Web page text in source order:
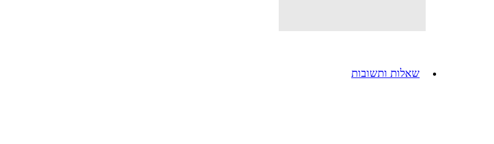
שאלות ותשובות